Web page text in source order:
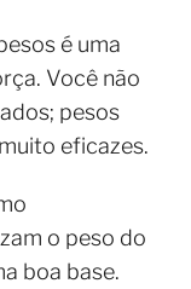
é uma
Você não
pesos
eficazes.
o peso do
boa base.